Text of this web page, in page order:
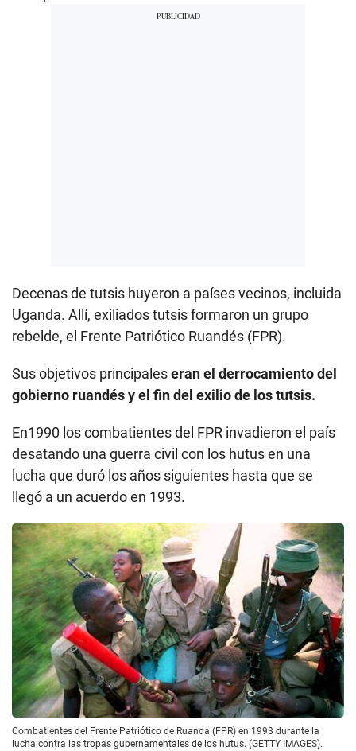
Decenas de tutsis huyeron a países vecinos, incluida
Uganda. Allí, exiliados tutsis formaron un grupo
rebelde, el Frente Patriótico Ruandés (FPR).
Sus objetivos principaleseran el derrocamiento del
gobierno ruandés y el fin del exilio de los tutsis.
En1990 los combatientes del FPR invadieron el país
desatando una guerra civil con los hutus en una
lucha que duró los años siguientes hasta que se
llegó a un acuerdo en 1993.
Combatientes del Frente Patriótico de Ruanda (FPR) en 1993 durante la
lucha contra las tropas gubernamentales de los hutus. (GETTY IMAGES).